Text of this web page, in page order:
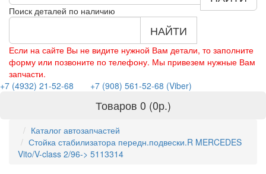
Поиск деталей по наличию
НАЙТИ
Если на сайте Вы не видите нужной Вам детали, то заполните
форму или позвоните по телефону. Мы привезем нужные Вам
запчасти.
+7 (4932) 21-52-68
+7 (908) 561-52-68 (Viber)
Товаров 0 (0р.)
Каталог автозапчастей
Стойка стабилизатора передн.подвески.R MERCEDES
Vito/V-class 2/96-> 5113314